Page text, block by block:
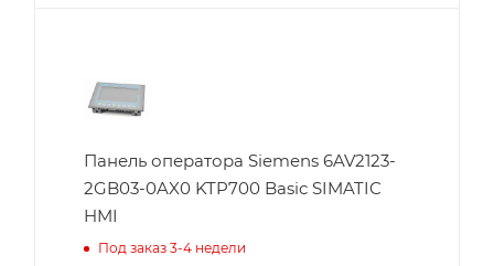
Панель оператора Siemens 6AV2123-
2GB03-0AX0 KTP700 Basic SIMATIC
HMI
Под заказ 3-4 недели